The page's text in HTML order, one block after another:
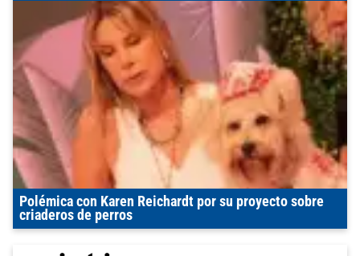
Polémica con Karen Reichardt por su proyecto sobre
criaderos de perros